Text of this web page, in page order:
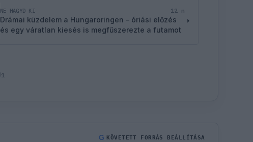
NE HAGYD KI 12 n
Drámai küzdelem a Hungaroringen – óriási előzés
és egy váratlan kiesés is megfűszerezte a futamot
1
G KÖVETETT FORRÁS BEÁLLÍTÁSA